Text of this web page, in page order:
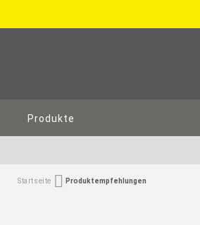
Produkte
Startseite Produktempfehlungen